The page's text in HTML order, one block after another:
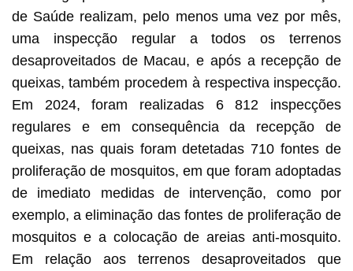
de Saúde realizam, pelo menos uma vez por mês,
uma inspecção regular a todos os terrenos
desaproveitados de Macau, e após a recepção de
queixas, também procedem à respectiva inspecção.
Em 2024, foram realizadas 6 812 inspecções
regulares e em consequência da recepção de
queixas, nas quais foram detetadas 710 fontes de
proliferação de mosquitos, em que foram adoptadas
de imediato medidas de intervenção, como por
exemplo, a eliminação das fontes de proliferação de
mosquitos e a colocação de areias anti-mosquito.
Em relação aos terrenos desaproveitados que